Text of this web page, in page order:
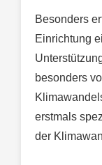
Besonders
Einrichtung
besonders
erstmals
der